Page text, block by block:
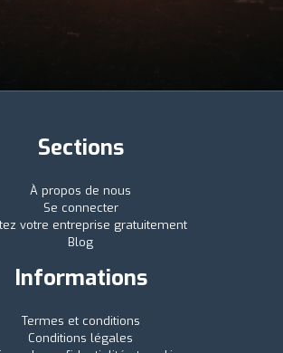
Sections
À propos de nous
Se connecter
votre entreprise gratuitement
Blog
Informations
Termes et conditions
Conditions légales